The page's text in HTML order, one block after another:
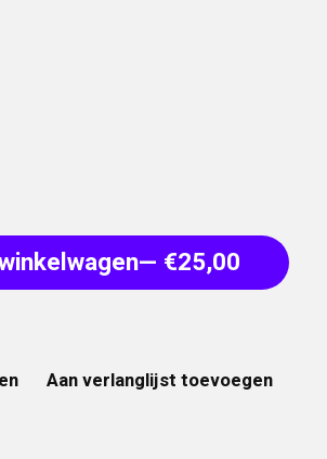
— €25,00
Aan verlanglijst toevoegen